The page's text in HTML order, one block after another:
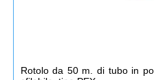
Rotolo da 50 m. di tubo in